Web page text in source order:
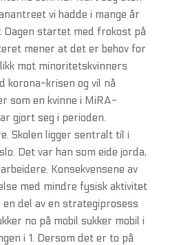
vi hadde i mange år
startet med frokost på
mener at det er behov for
mot minoritetskvinners
korona-krisen og vil nå
som en kvinne i MiRA-
gjort seg i perioden.
Skolen ligger sentralt til i
Det var han som eide jorda,
Konsekvensene av
med mindre fysisk aktivitet
del av en strategiprosess
no på mobil sukker mobil i
i 1. Dersom det er to på